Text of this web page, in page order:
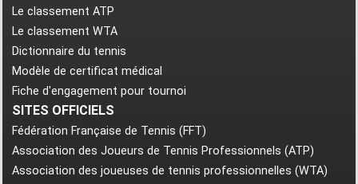
Le classement ATP
Le classement WTA
Dictionnaire du tennis
Modèle de certificat médical
Fiche d'engagement pour tournoi
SITES OFFICIELS
Fédération Française de Tennis (FFT)
Association des Joueurs de Tennis Professionnels (ATP)
Association des joueuses de tennis professionnelles (WTA)